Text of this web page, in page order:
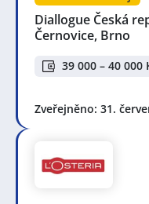
Diallogue Česká
Černovice, Brno
39 000 – 40 000
Zveřejněno: 31.